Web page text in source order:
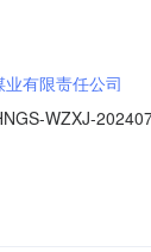
有限责任公司
WZXJ-
：0951-